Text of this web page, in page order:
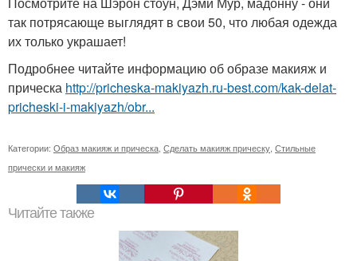
так потрясающе выглядят в свои 50, что любая одежда
их только украшает!
Подробнее читайте информацию об образе макияж и
прическа http://pricheska-makiyazh.ru-best.com/kak-delat-
pricheski-i-makiyazh/obr...
Категории: Образ макияж и прическа Сделать макияж прическу Стильные
прически и макияж
Читайте также